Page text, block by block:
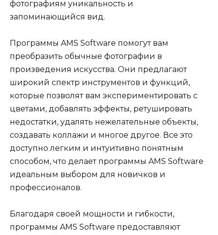
фотографиям уникальность и
запоминающийся вид.
Программы AMS Software помогут вам
преобразить обычные фотографии в
произведения искусства. Они предлагают
широкий спектр инструментов и функций,
которые позволят вам экспериментировать с
цветами, добавлять эффекты, ретушировать
недостатки, удалять нежелательные объекты,
создавать коллажи и многое другое. Все это
доступно легким и интуитивно понятным
способом, что делает программы AMS Software
идеальным выбором для новичков и
профессионалов.
Благодаря своей мощности и гибкости,
программы AMS Software предоставляют